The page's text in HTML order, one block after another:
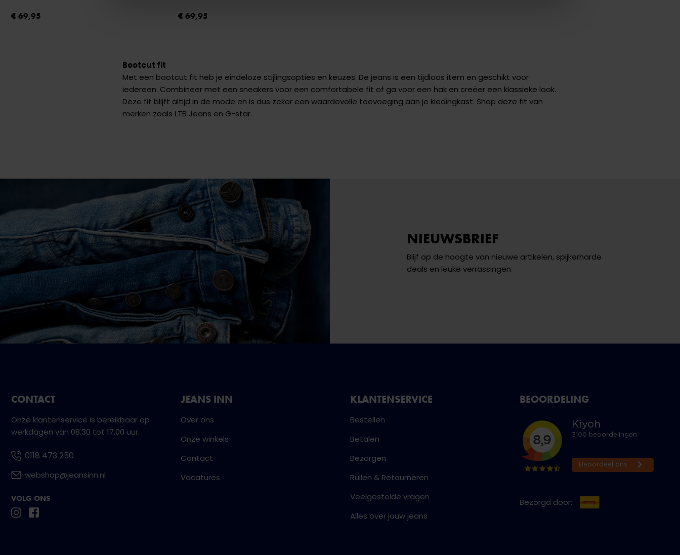
€ 69,95 € 69,95
Bootcut fit
Met een bootcut fit heb je eindeloze stijlingsopties en keuzes. De jeans is een tijdloos item en geschikt voor
iedereen. Combineer met een sneakers voor een comfortabele fit of ga voor een hak en creëer een klassieke look.
Deze fit blijft altijd in de mode en is dus zeker een waardevolle toevoeging aan je kledingkast. Shop deze fit van
merken zoals LTB Jeans en G-star.
NIEUWSBRIEF
Blijf op de hoogte van nieuwe artikelen, spijkerharde
deals en leuke verrassingen
CONTACT
Onze klantenservice is bereikbaar op
werkdagen van 08.30 tot 17.00 uur.
0118 473 250
webshop@jeansinn.nl
VOLG ONS
JEANS INN
Over ons
Onze winkels
Contact
Vacatures
KLANTENSERVICE
Bestellen
Betalen
Bezorgen
Ruilen & Retourneren
Veelgestelde vragen
Alles over jouw jeans
BEOORDELING
Bezorgd door: